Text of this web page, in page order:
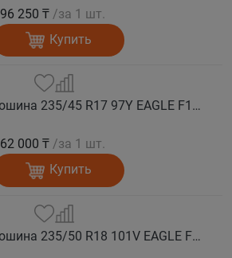
96 250 ₸ /за 1 шт.
Купить
GOODYEAR Автошина 235/45 R17 97Y EAGLE F1 ASYMMETRIC 6 XL FP лето
62 000 ₸ /за 1 шт.
Купить
GOODYEAR Автошина 235/50 R18 101V EAGLE F1 ASYMMETRIC SUV 6 XL FP лето